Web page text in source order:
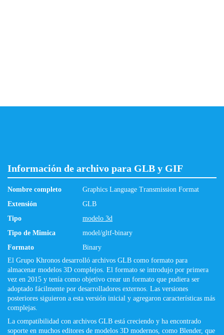
Información de archivo para GLB y GIF
Nombre completo
Graphics Language Transmission Format
Extensión
GLB
Tipo
modelo 3d
Tipo de Mimica
model/gltf-binary
Formato
Binary
El Grupo Khronos desarrolló archivos GLB como formato para
almacenar modelos 3D complejos. El formato se introdujo por primera
vez en 2015 y tenía como objetivo crear un formato que pudiera ser
adoptado fácilmente por desarrolladores externos. Las versiones
posteriores siguieron a esta versión inicial y agregaron características más
complejas.
La compatibilidad con archivos GLB está creciendo y ha encontrado
soporte en muchos editores de modelos 3D modernos, como Blender, que